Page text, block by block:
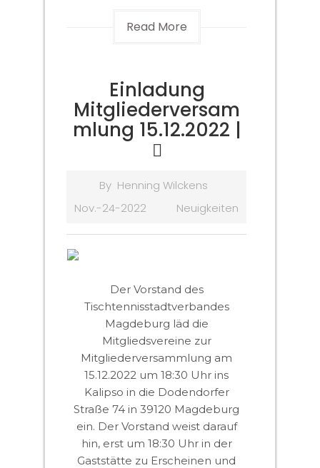
Read More
Einladung
Mitgliederversam
mlung 15.12.2022 |
By Henning Wilckens
Nov.-24-2022
Neuigkeiten
Der Vorstand des
Tischtennisstadtverbandes
Magdeburg läd die
Mitgliedsvereine zur
Mitgliederversammlung am
15.12.2022 um 18:30 Uhr ins
Kalipso in die Dodendorfer
Straße 74 in 39120 Magdeburg
ein. Der Vorstand weist darauf
hin, erst um 18:30 Uhr in der
Gaststätte zu Erscheinen und